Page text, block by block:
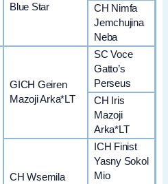
Blue Star
CH Nimfa
Jemchujina
Neba
GICH Geiren
Mazoji Arka*LT
SC Voce
Gatto’s
Perseus
CH Iris
Mazoji
Arka*LT
CH Wsemila
ICH Finist
Yasny Sokol
Mio